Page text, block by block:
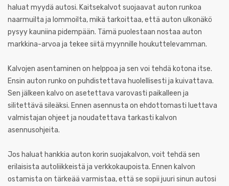
haluat myydä autosi. Kaitsekalvot suojaavat auton runkoa
naarmuilta ja lommoilta, mikä tarkoittaa, että auton ulkonäkö
pysyy kauniina pidempään. Tämä puolestaan nostaa auton
markkina-arvoa ja tekee siitä myynnille houkuttelevamman.
Kalvojen asentaminen on helppoa ja sen voi tehdä kotona itse.
Ensin auton runko on puhdistettava huolellisesti ja kuivattava.
Sen jälkeen kalvo on asetettava varovasti paikalleen ja
silitettävä sileäksi. Ennen asennusta on ehdottomasti luettava
valmistajan ohjeet ja noudatettava tarkasti kalvon
asennusohjeita.
Jos haluat hankkia auton korin suojakalvon, voit tehdä sen
erilaisista autoliikkeistä ja verkkokaupoista. Ennen kalvon
ostamista on tärkeää varmistaa, että se sopii juuri sinun autosi